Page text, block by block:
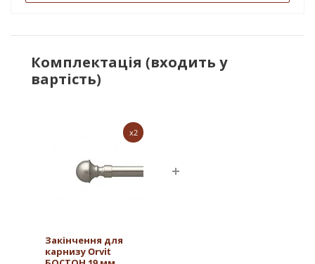
Комплектація (входить у
вартість)
x2
Закінчення для
карнизу Orvit